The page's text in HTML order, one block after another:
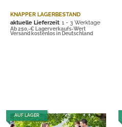
KNAPPER LAGERBESTAND
aktuelle Lieferzeit: 1 - 3 Werktage
Ab 250,-€ Lagerverkaufs-Wert
Versand kostenlos in Deutschland
AUF LAGER